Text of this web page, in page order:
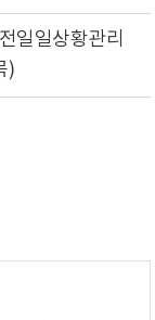
일일상황관리
)